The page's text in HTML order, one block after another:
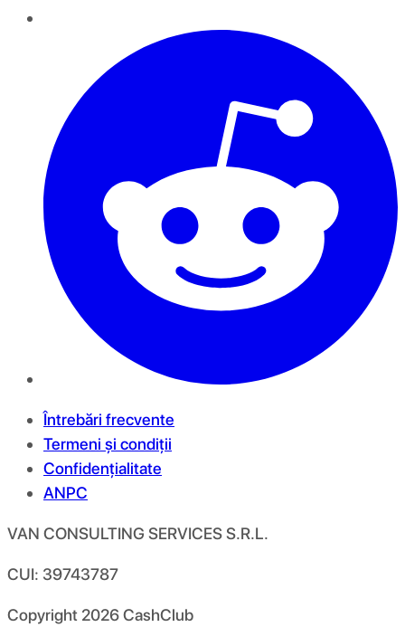
Întrebări frecvente
Termeni și condiții
Confidențialitate
ANPC
VAN CONSULTING SERVICES S.R.L.
CUI: 39743787
Copyright 2026CashClub